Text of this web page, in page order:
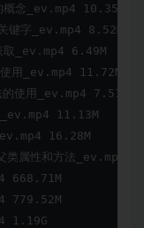
念_ev.mp4 10.35M
字_ev.mp4 8.52M
取_ev.mp4 6.49M
用_ev.mp4 11.72M
使用_ev.mp4 7.51M
11.13M
16.28M
属性和方法_ev.mp4
668.71M
779.52M
1.19G